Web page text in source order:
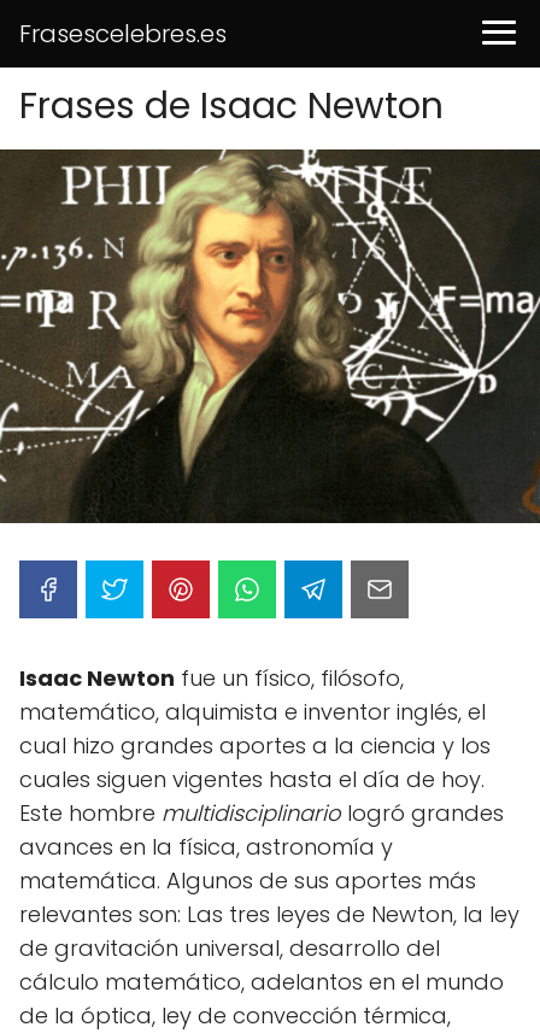
Frasescelebres.es
Frases de Isaac Newton
Isaac Newton fue un físico, filósofo,
matemático, alquimista e inventor inglés, el
cual hizo grandes aportes a la ciencia y los
cuales siguen vigentes hasta el día de hoy.
Este hombre multidisciplinario logró grandes
avances en la física, astronomía y
matemática. Algunos de sus aportes más
relevantes son: Las tres leyes de Newton, la ley
de gravitación universal, desarrollo del
cálculo matemático, adelantos en el mundo
de la óptica, ley de convección térmica,